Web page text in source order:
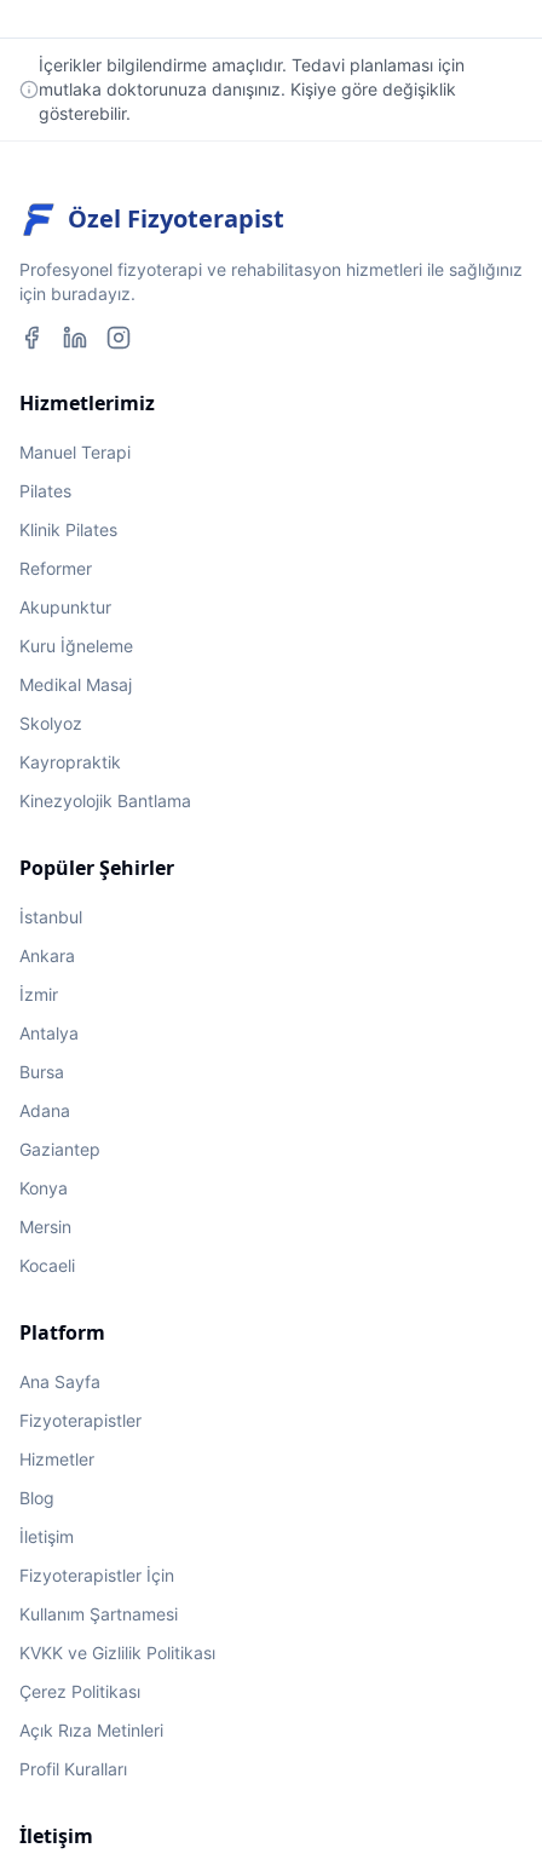
İçerikler bilgilendirme amaçlıdır. Tedavi planlaması için
mutlaka doktorunuza danışınız. Kişiye göre değişiklik
gösterebilir.
Özel Fizyoterapist
Profesyonel fizyoterapi ve rehabilitasyon hizmetleri ile sağlığınız
için buradayız.
Hizmetlerimiz
Manuel Terapi
Pilates
Klinik Pilates
Reformer
Akupunktur
Kuru İğneleme
Medikal Masaj
Skolyoz
Kayropraktik
Kinezyolojik Bantlama
Popüler Şehirler
İstanbul
Ankara
İzmir
Antalya
Bursa
Adana
Gaziantep
Konya
Mersin
Kocaeli
Platform
Ana Sayfa
Fizyoterapistler
Hizmetler
Blog
İletişim
Fizyoterapistler İçin
Kullanım Şartnamesi
KVKK ve Gizlilik Politikası
Çerez Politikası
Açık Rıza Metinleri
Profil Kuralları
İletişim